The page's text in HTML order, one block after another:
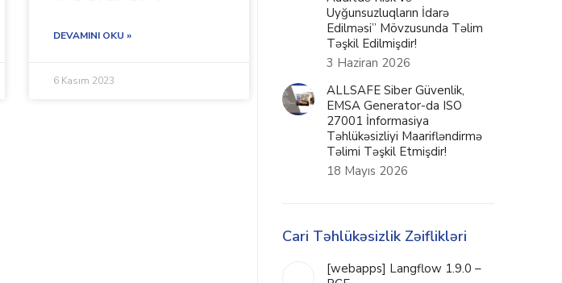
DEVAMINI OKU »
6 Kasım 2023
Uyğunsuzluqların İdarə
Edilməsi” Mövzusunda Təlim
Təşkil Edilmişdir!
3 Haziran 2026
ALLSAFE Siber Güvenlik,
EMSA Generator-da ISO
27001 İnformasiya
Təhlükəsizliyi Maarifləndirmə
Təlimi Təşkil Etmişdir!
18 Mayıs 2026
Cari Təhlükəsizlik Zəiflikləri
[webapps] Langflow 1.9.0 –